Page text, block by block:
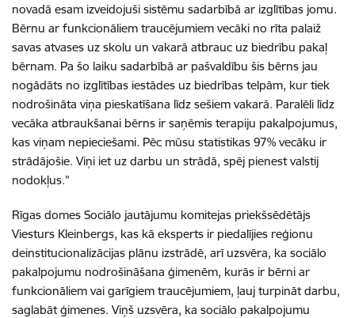
novadā esam izveidojuši sistēmu sadarbībā ar izglītības jomu.
Bērnu ar funkcionāliem traucējumiem vecāki no rīta palaiž
savas atvases uz skolu un vakarā atbrauc uz biedrību pakaļ
bērnam. Pa šo laiku sadarbībā ar pašvaldību šis bērns jau
nogādāts no izglītības iestādes uz biedrības telpām, kur tiek
nodrošināta viņa pieskatīšana līdz sešiem vakarā. Paralēli līdz
vecāka atbraukšanai bērns ir saņēmis terapiju pakalpojumus,
kas viņam nepieciešami. Pēc mūsu statistikas 97% vecāku ir
strādājošie. Viņi iet uz darbu un strādā, spēj pienest valstij
nodokļus.”
Rīgas domes Sociālo jautājumu komitejas priekšsēdētājs
Viesturs Kleinbergs, kas kā eksperts ir piedalījies reģionu
deinstitucionalizācijas plānu izstrādē, arī uzsvēra, ka sociālo
pakalpojumu nodrošināšana ģimenēm, kurās ir bērni ar
funkcionāliem vai garīgiem traucējumiem, ļauj turpināt darbu,
saglabāt ģimenes. Viņš uzsvēra, ka sociālo pakalpojumu